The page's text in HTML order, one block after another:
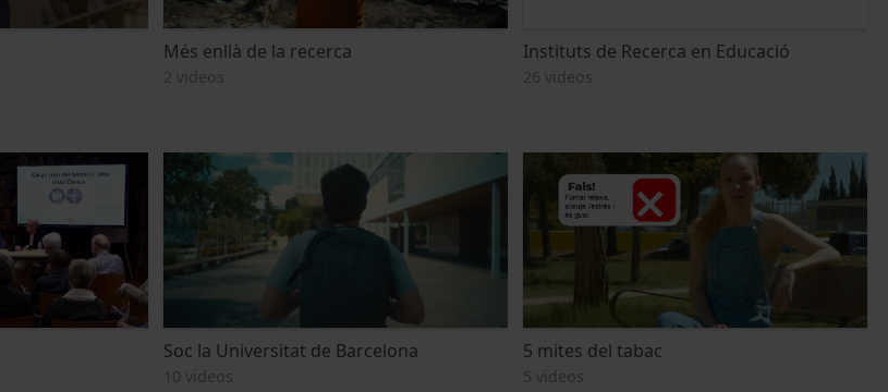
Més enllà de la recerca
2 videos
Instituts de Recerca en Educació
26 videos
Soc la Universitat de Barcelona
10 videos
5 mites del tabac
5 videos